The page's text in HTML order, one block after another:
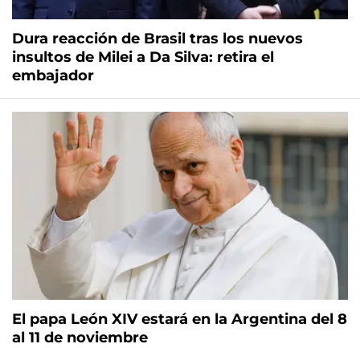
Dura reacción de Brasil tras los nuevos
insultos de Milei a Da Silva: retira el
embajador
El papa León XIV estará en la Argentina del 8
al 11 de noviembre